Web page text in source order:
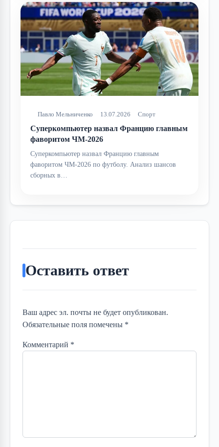
Павло Мельниченко 13.07.2026 Спорт
Суперкомпьютер назвал Францию главным
фаворитом ЧМ-2026
Суперкомпьютер назвал Францию главным
фаворитом ЧМ-2026 по футболу. Анализ шансов
сборных в…
Оставить ответ
Ваш адрес эл. почты не будет опубликован.
Обязательные поля помечены *
Комментарий *